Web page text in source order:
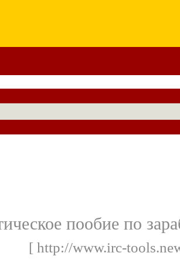
пообие по
[ http://www.irc-